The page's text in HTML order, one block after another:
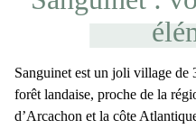
Sanguinet est un joli village
forêt landaise, proche de la
d’Arcachon et la côte